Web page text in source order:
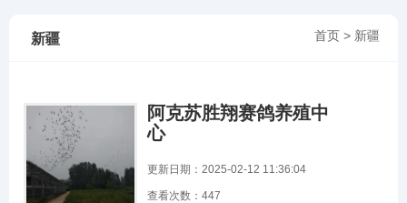
首页 > 新疆
新疆
阿克苏胜翔赛鸽养殖中
心
更新日期：2025-02-12 11:36:04
查看次数： 447